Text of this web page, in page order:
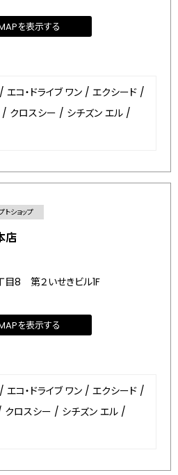
を表示する
/ エコ・ドライブ ワン / エクシード /
/ クロスシー / シチズン エル /
トショップ
店
目8 第２いせきビル1F
を表示する
/ エコ・ドライブ ワン / エクシード /
クロスシー / シチズン エル /